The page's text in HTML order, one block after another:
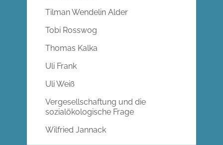
Tilman Wendelin Alder
Tobi Rosswog
Thomas Kalka
Uli Frank
Uli Weiß
Vergesellschaftung und die
sozialökologische Frage
Wilfried Jannack